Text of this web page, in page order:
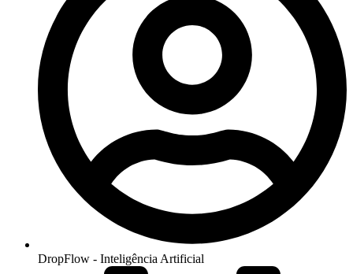
DropFlow - Inteligência Artificial